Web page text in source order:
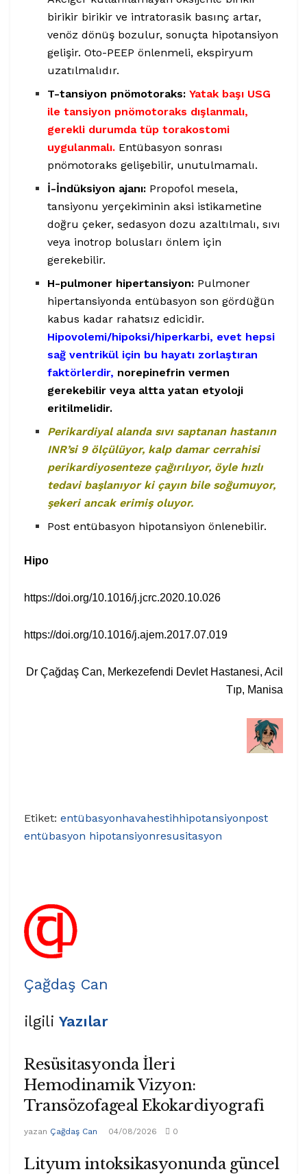
birikir birikir ve intratorasik basınç artar,
venöz dönüş bozulur, sonuçta hipotansiyon
gelişir. Oto-PEEP önlenmeli, ekspiryum
uzatılmalıdır.
T-tansiyon pnömotoraks: Yatak başı USG
ile tansiyon pnömotoraks dışlanmalı,
gerekli durumda tüp torakostomi
uygulanmalı. Entübasyon sonrası
pnömotoraks gelişebilir, unutulmamalı.
İ-İndüksiyon ajanı: Propofol mesela,
tansiyonu yerçekiminin aksi istikametine
doğru çeker, sedasyon dozu azaltılmalı, sıvı
veya inotrop bolusları önlem için
gerekebilir.
H-pulmoner hipertansiyon: Pulmoner
hipertansiyonda entübasyon son gördüğün
kabus kadar rahatsız edicidir.
Hipovolemi/hipoksi/hiperkarbi, evet hepsi
sağ ventrikül için bu hayatı zorlaştıran
faktörlerdir, norepinefrin vermen
gerekebilir veya altta yatan etyoloji
eritilmelidir.
Perikardiyal alanda sıvı saptananhastanın
INR’si 9 ölçülüyor, kalp damar cerrahisi
perikardiyosenteze çağırılıyor, öyle hızlı
tedavi başlanıyor ki çayın bile soğumuyor,
şekeri ancak erimiş oluyor.
Post entübasyon hipotansiyon önlenebilir.
Hipo
https://doi.org/10.1016/j.jcrc.2020.10.026
https://doi.org/10.1016/j.ajem.2017.07.019
Dr Çağdaş Can, Merkezefendi Devlet Hastanesi, Acil
Tıp, Manisa
Etiket: entübasyonhavahestihhipotansiyonpost
entübasyon hipotansiyonresusitasyon
Çağdaş Can
ilgili Yazılar
Resüsitasyonda İleri
Hemodinamik Vizyon:
Transözofageal Ekokardiyografi
yazan Çağdaş Can 04/08/2026 0
Lityum intoksikasyonunda güncel